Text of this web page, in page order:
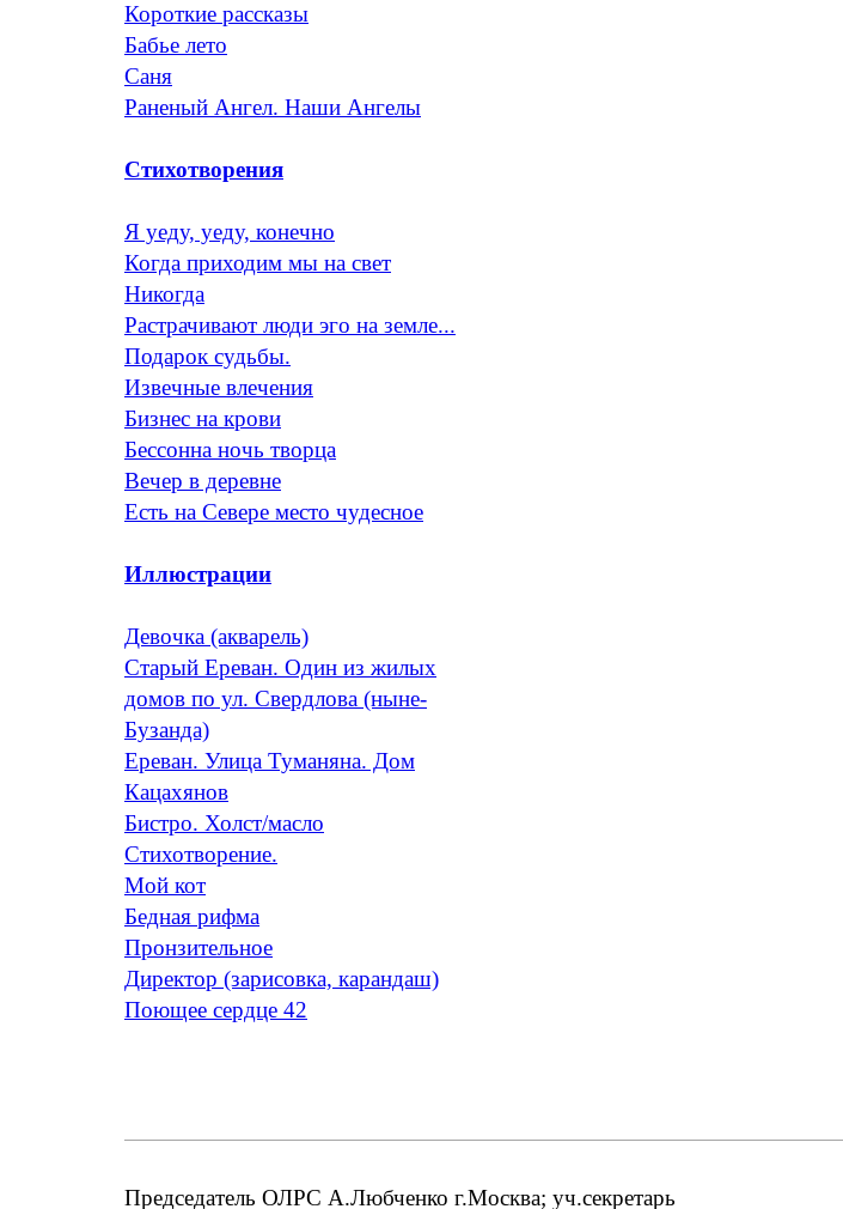
Короткие рассказы
Бабье лето
Саня
Раненый Ангел. Наши Ангелы
Стихотворения
Я уеду, уеду, конечно
Когда приходим мы на свет
Никогда
Растрачивают люди эго на земле...
Подарок судьбы.
Извечные влечения
Бизнес на крови
Бессонна ночь творца
Вечер в деревне
Есть на Севере место чудесное
Иллюстрации
Девочка (акварель)
Старый Ереван. Один из жилых
домов по ул. Свердлова (ныне-
Бузанда)
Ереван. Улица Туманяна. Дом
Кацахянов
Бистро. Холст/масло
Стихотворение.
Мой кот
Бедная рифма
Пронзительное
Директор (зарисовка, карандаш)
Поющее сердце 42
Председатель ОЛРС А.Любченко г.Москва; уч.секретарь